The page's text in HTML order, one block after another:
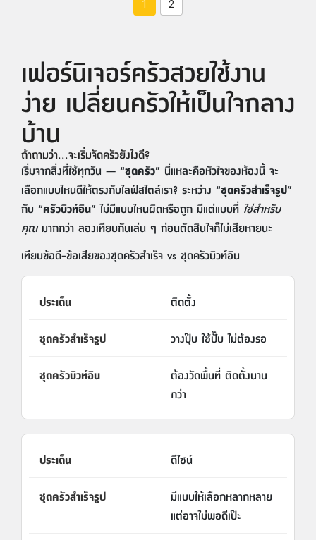
1 2
เฟอร์นิเจอร์ครัวสวยใช้งาน
ง่าย เปลี่ยนครัวให้เป็นใจกลาง
บ้าน
ถ้าถามว่า...จะเริ่มจัดครัวยังไงดี?
เริ่มจากสิ่งที่ใช้ทุกวัน — “ชุดครัว” นี่แหละคือหัวใจของห้องนี้ จะ
เลือกแบบไหนดีให้ตรงกับไลฟ์สไตล์เรา? ระหว่าง “ชุดครัวสำเร็จรูป”
กับ “ครัวบิวท์อิน” ไม่มีแบบไหนผิดหรือถูก มีแต่แบบที่ ใช่สำหรับ
คุณมากกว่า ลองเทียบกันเล่น ๆ ก่อนตัดสินใจก็ไม่เสียหายนะ
เทียบข้อดี–ข้อเสียของชุดครัวสำเร็จ vs ชุดครัวบิวท์อิน
ติดตั้ง
วางปุ๊บ ใช้ปั๊บ ไม่ต้องรอ
ต้องวัดพื้นที่ ติดตั้งนาน
กว่า
ดีไซน์
มีแบบให้เลือกหลากหลาย
แต่อาจไม่พอดีเป๊ะ